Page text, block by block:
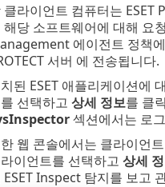
클라이언트 컴퓨터는
해당 소프트웨어에 대해 요
에이전트 정책
서버 에 전송됩니다.
된 ESET 애플리케이션에
선택하고 상세 정보를 클
섹션에서는 로
웹 콘솔에서는 클라이언
이언트를 선택하고 상세
ESET Inspect 탐지를 보고